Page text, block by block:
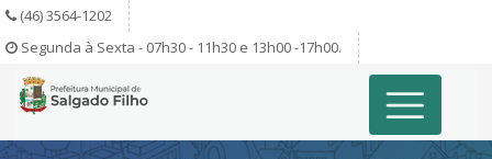
(46) 3564-1202
Segunda à Sexta - 07h30 - 11h30 e 13h00 -17h00.